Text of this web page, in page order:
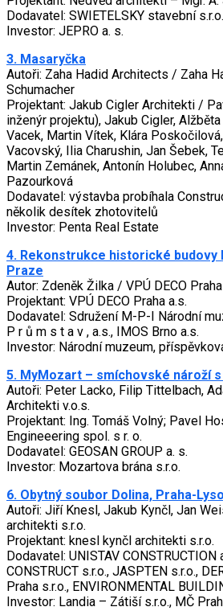
Dodavatel: SWIETELSKY stavební s.r.o.
Investor: JEPRO a. s.
3. Masaryčka
Autoři: Zaha Hadid Architects / Zaha
Schumacher
Projektant: Jakub Cigler Architekti /
inženýr projektu), Jakub Cigler,
Vacek, Martin Vítek, Klára
Vacovský, Ilia Charushin, Jan Šebek,
Martin Zemánek, Antonín Holubec,
Pazourková
Dodavatel: výstavba probíhala
několik desítek zhotovitelů
Investor: Penta Real Estate
4. Rekonstrukce historické budovy
Praze
Autor: Zdeněk Žilka / VPÚ DECO
Projektant: VPÚ DECO Praha a.s.
Dodavatel: Sdružení M-P-I Národní
P r ů m s t a v , a.s., IMOS Brno a.s.
Investor: Národní muzeum,
5. MyMozart – smíchovské nároží
Autoři: Peter Lacko, Filip Tittelbach,
Architekti v.o.s.
Projektant: Ing. Tomáš Volný; Pavel
Engineeering spol. s r. o.
Dodavatel: GEOSAN GROUP a. s.
Investor: Mozartova brána s.r.o.
6. Obytný soubor Dolina, Praha-
Autoři: Jiří Knesl, Jakub Kynčl, Jan
architekti s.r.o.
Projektant: knesl kynčl architekti s.r.o.
Dodavatel: UNISTAV CONSTRUCTION
CONSTRUCT s.r.o., JASPTEN s.r.o.,
Praha s.r.o., ENVIRONMENTAL
Investor: Landia – Zátiší s.r.o., MČ